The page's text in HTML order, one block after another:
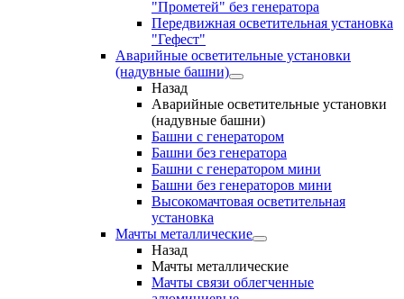
"Прометей" без генератора
Передвижная осветительная установка
"Гефест"
Аварийные осветительные установки
(надувные башни)
Назад
Аварийные осветительные установки
(надувные башни)
Башни с генератором
Башни без генератора
Башни с генератором мини
Башни без генераторов мини
Высокомачтовая осветительная
установка
Мачты металлические
Назад
Мачты металлические
Мачты связи облегченные